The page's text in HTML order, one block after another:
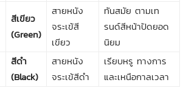
สีเขียว
(Green)
สายหนัง
จระเข้สี
เขียว
ทันสมัย ตามเท
รนด์สีหน้าปัดยอด
นิยม
สีดำ
(Black)
สายหนัง
จระเข้สีดำ
เรียบหรู ทางการ
และเหนือกาลเวลา